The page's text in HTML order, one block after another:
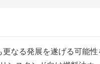
なる発展を遂げる可能